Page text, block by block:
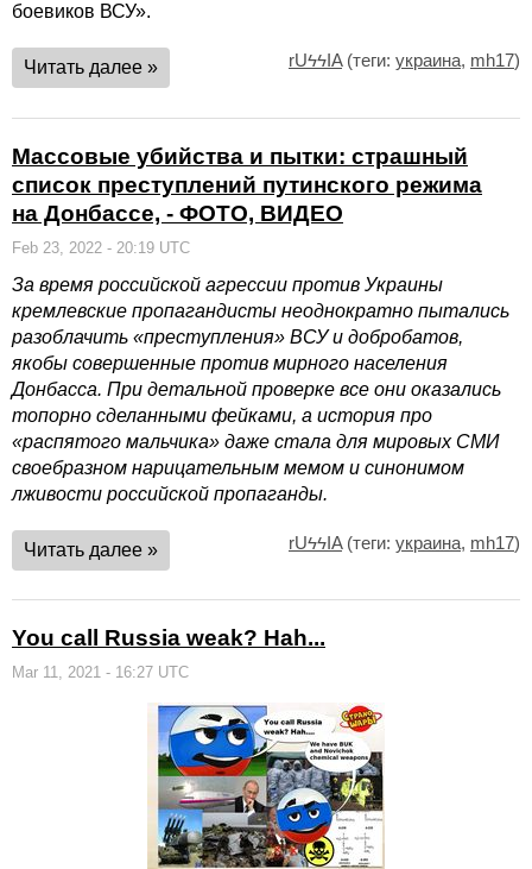
боевиков ВСУ».
Читать далее » rUϟϟIA(теги: украина, mh17)
Массовые убийства и пытки: страшный
список преступлений путинского режима
на Донбассе, - ФОТО, ВИДЕО
Feb 23, 2022 - 20:19 UTC
За время российской агрессии против Украины
кремлевские пропагандисты неоднократно пытались
разоблачить «преступления» ВСУ и добробатов,
якобы совершенные против мирного населения
Донбасса. При детальной проверке все они оказались
топорно сделанными фейками, а история про
«распятого мальчика» даже стала для мировых СМИ
своебразном нарицательным мемом и синонимом
лживости российской пропаганды.
Читать далее » rUϟϟIA(теги: украина, mh17)
You call Russia weak? Hah...
Mar 11, 2021 - 16:27 UTC